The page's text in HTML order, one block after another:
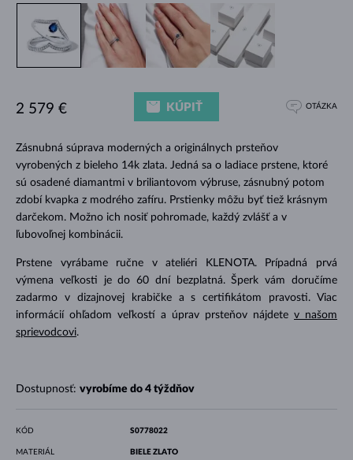
Zásnubná súprava moderných a originálnych prsteňov
vyrobených z bieleho 14k zlata. Jedná sa o ladiace prstene, ktoré
sú osadené diamantmi v briliantovom výbruse, zásnubný potom
zdobí kvapka z modrého zafíru. Prstienky môžu byť tiež krásnym
darčekom. Možno ich nosiť pohromade, každý zvlášť a v
ľubovoľnej kombinácii.
Prstene vyrábame ručne v ateliéri KLENOTA. Prípadná prvá
výmena veľkosti je do 60 dní bezplatná. Šperk vám doručíme
zadarmo v dizajnovej krabičke a s certifikátom pravosti. Viac
informácií ohľadom veľkostí a úprav prsteňov nájdetev našom
sprievodcovi.
Dostupnosť: vyrobíme do 4 týždňov
2 579 € KÚPIŤ OTÁZKA
KÓD S0778022
MATERIÁL
BIELE ZLATO